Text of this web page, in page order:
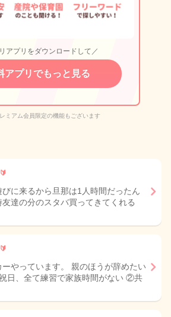
アプリをダウンロードして／
アプリでもっと見る
ミアム会員限定の機能もございます
に来るから旦那は1人時間だったん
達の分のスタバ買ってきてくれる
やっています。 親のほうが辞めたい
日、全て練習で家族時間がない ②共